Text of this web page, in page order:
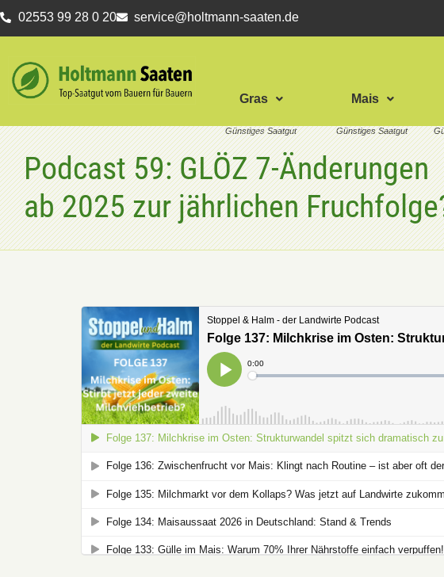
02553 99 28 0 20 service@holtmann-saaten.de
Gras Mais
Podcast 59: GLÖZ 7-Änderungen
ab 2025 zur jährlichen